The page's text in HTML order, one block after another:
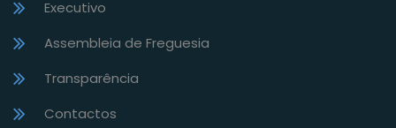
Executivo
Assembleia de Freguesia
Transparência
Contactos